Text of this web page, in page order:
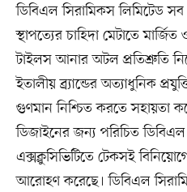
ডিবিএল সিরামিকস লিমিটেড
স্থাপত্যের চাহিদা মেটাতে
টাইলস আনার অটল প্রতিশ্রুতি
ইতালীয় ব্র্যান্ডের অত্যাধুনিক
গুণমান নিশ্চিত করতে সহায়তা
ডিজাইনের জন্য পরিচিত
এক্সক্লুসিভিটিতে টেকসই
আরোহণ করেছে। ডিবিএল